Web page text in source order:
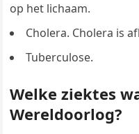
op het lichaam.
Cholera. Cholera is
Tuberculose.
Welke ziektes
Wereldoorlog?